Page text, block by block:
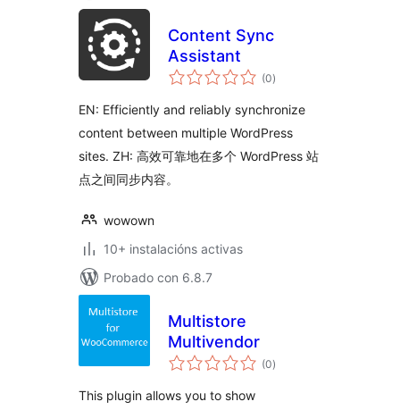
Content Sync
Assistant
(0valoracións
totais
)
EN: Efficiently and reliably synchronize
content between multiple WordPress
sites. ZH: 高效可靠地在多个 WordPress 站
点之间同步内容。
wowown
10+ instalacións activas
Probado con 6.8.7
Multistore
Multivendor
(0valoracións
totais
)
This plugin allows you to show